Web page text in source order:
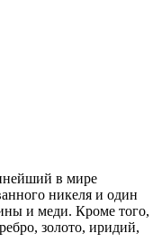
в мире
никеля и один
и меди. Кроме того,
золото, иридий,